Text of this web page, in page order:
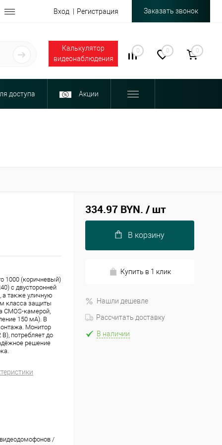
Вход Регистрация Заказать звонок
Калькулятор
видеонаблюдения
0 0 0
доступа Акции
1000 (коричневый)
с двусторонней
а также уличную
класса защиты
CMOS-камерой,
150 мА). В
Монитор
потребляет до
решение
/
334.97 BYN. / шт
В корзину
Купить в 1 клик
Нашли дешевле
Рассчитать доставку
В наличии